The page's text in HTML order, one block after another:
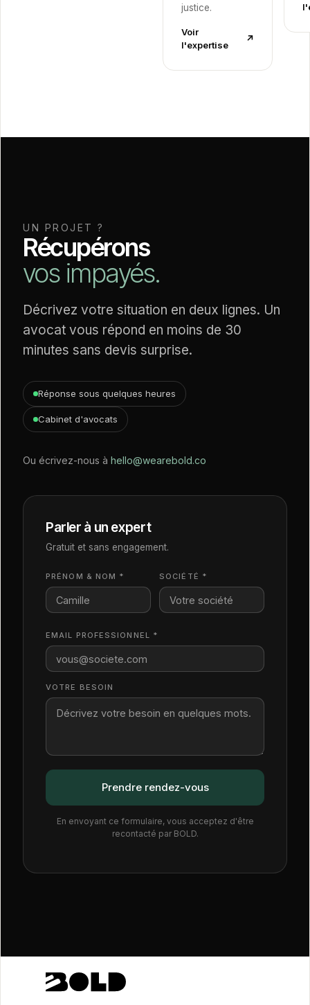
justice.
Voir
l'expertise
↗︎
UN PROJET ?
Récupérons
vos impayés.
Décrivez votre situation en deux lignes. Un
avocat vous répond en moins de 30
minutes sans devis surprise.
Réponse sous quelques heures
Cabinet d'avocats
Ou écrivez-nous à hello@wearebold.co
Parler à un expert
Gratuit et sans engagement.
PRÉNOM & NOM * SOCIÉTÉ *
EMAIL PROFESSIONNEL *
VOTRE BESOIN
En envoyant ce formulaire, vous acceptez d'être
recontacté par BOLD.